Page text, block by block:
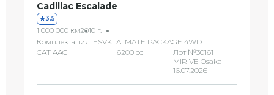
Cadillac Escalade
3.5
1 000 000 км2010 г.
Комплектация: ESVKLAI MATE PACKAGE 4WD
CAT AAC
6200 сс
Лот №30161
MIRIVE Osaka
16.07.2026